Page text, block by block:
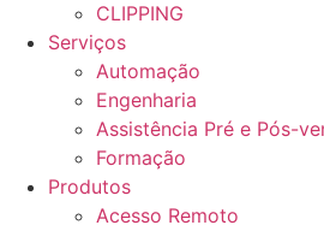
CLIPPING
Serviços
Automação
Engenharia
Assistência Pré e Pós-
Formação
Produtos
Acesso Remoto